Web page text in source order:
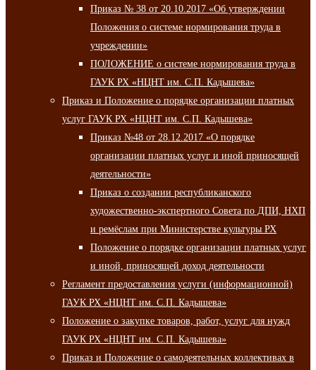
Приказ № 38 от 20.10.2017 «Об утверждении
Положения о системе нормирования труда в
учреждении»
ПОЛОЖЕНИЕ о системе нормирования труда в
ГАУК РХ «НЦНТ им. С.П. Кадышева»
Приказ и Положение о порядке организации платных
услуг ГАУК РХ «НЦНТ им. С.П. Кадышева»
Приказ №48 от 28.12.2017 «О порядке
организации платных услуг и иной приносящей
деятельности»
Приказ о создании республиканского
художественно-экспертного Совета по ДПИ, НХП
и ремёслам при Министерстве культуры РХ
Положение о порядке организации платных услуг
и иной, приносящей доход деятельности
Регламент предоставления услуги (информационной)
ГАУК РХ «НЦНТ им. С.П. Кадышева»
Положение о закупке товаров, работ, услуг для нужд
ГАУК РХ «НЦНТ им. С.П. Кадышева»
Приказ и Положение о самодеятельных коллективах в